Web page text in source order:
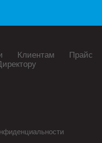
Клиентам Прайс